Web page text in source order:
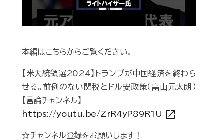
本編はこちらからご覧ください。
【米大統領選2024】トランプが中国経済を終わら
せる。前例のない関税とドル安政策（畠山元太朗）
【言論チャンネル】
https://youtu.be/ZrR4yP89R1U open_in_new
☆チャンネル登録をお願いします！